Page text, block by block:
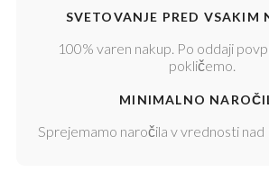
SVETOVANJE PRED VSAKIM
100% varen nakup. Po oddaji
pokličemo.
MINIMALNO
Sprejemamo naročila v vrednosti